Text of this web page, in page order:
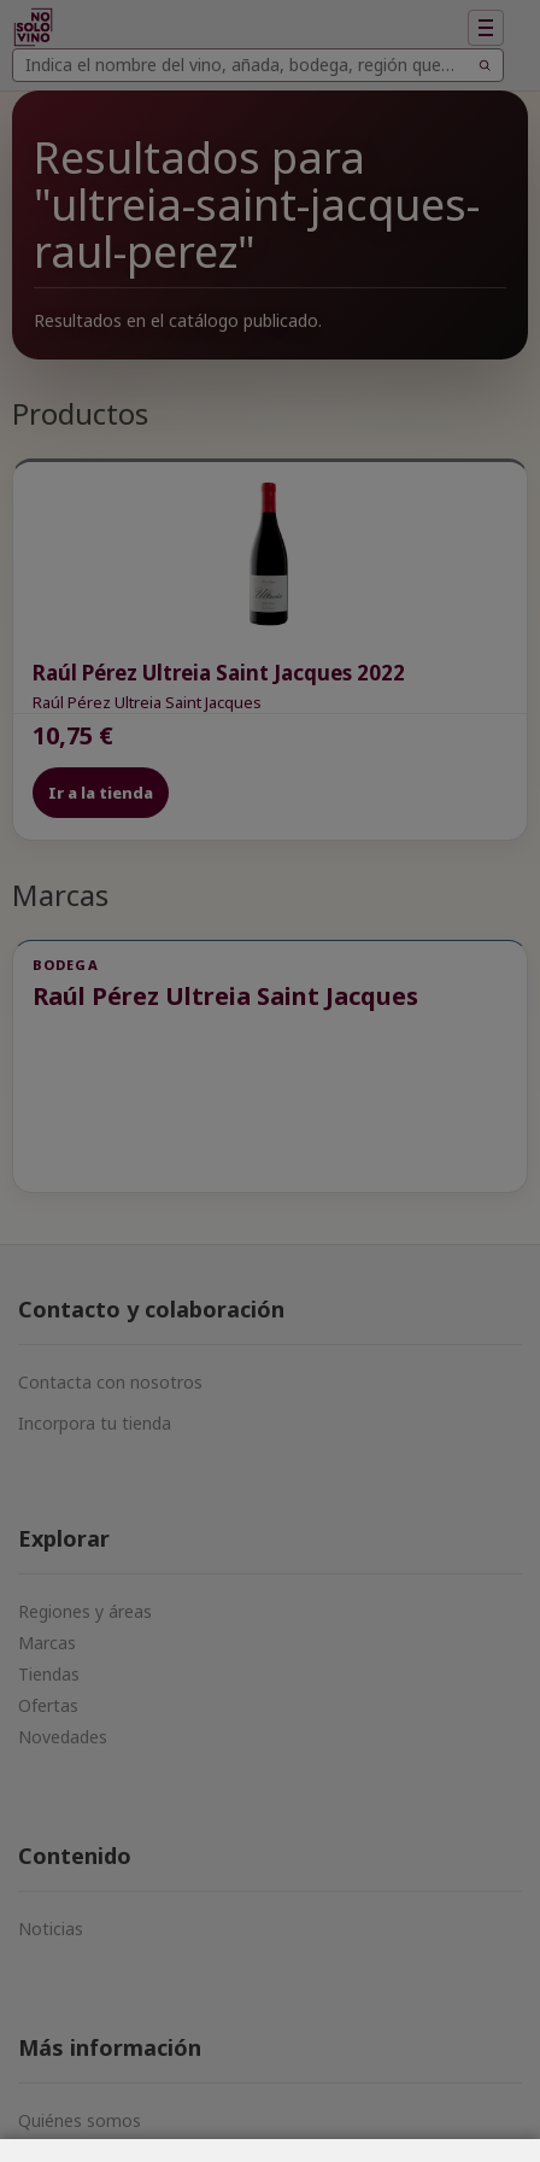
Buscar
vinos
Buscar
Mostrar
Resultados para
"ultreia-saint-jacques-
raul-perez"
Resultados en el catálogo publicado.
Productos
Raúl Pérez Ultreia Saint Jacques 2022
Raúl Pérez Ultreia Saint Jacques
10,75 €
Ir a la tienda
Marcas
BODEGA
Raúl Pérez Ultreia Saint Jacques
Contacto y colaboración
Contacta con nosotros
Incorpora tu tienda
Explorar
Regiones y áreas
Marcas
Tiendas
Ofertas
Novedades
Contenido
Noticias
Más información
Quiénes somos